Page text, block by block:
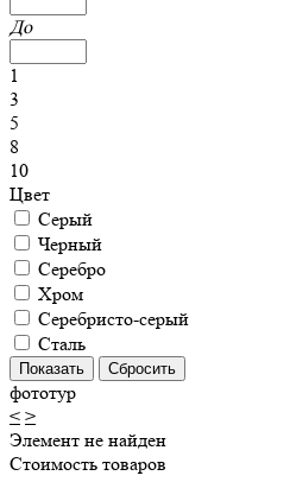
До
1
3
5
8
10
Цвет
Серый
Черный
Серебро
Хром
Серебристо-серый
Сталь
фототур
< >
Элемент не найден
Стоимость товаров